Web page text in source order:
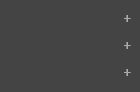
+
+
+